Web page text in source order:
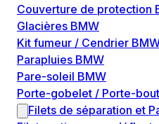
Couverture de protection
Glacières BMW
Kit fumeur / Cendrier
Parapluies BMW
Pare-soleil BMW
Porte-gobelet / Porte-
Filets de séparation et